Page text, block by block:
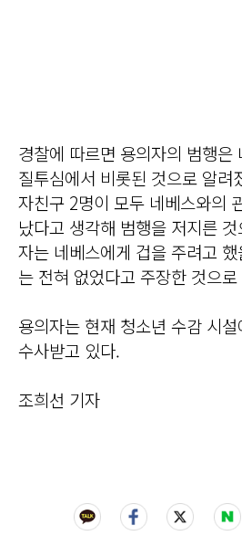
경찰에 따르면 용의자의 범행은
질투심에서 비롯된 것으로 알려
자친구 2명이 모두 네베스와의
났다고 생각해 범행을 저지른
자는 네베스에게 겁을 주려고
는 전혀 없었다고 주장한 것으
용의자는 현재 청소년 수감 시
수사받고 있다.
조희선 기자